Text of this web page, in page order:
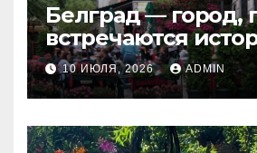
Белград — город,
встречаются
современность
10 ИЮЛЯ, 2026 ADMIN